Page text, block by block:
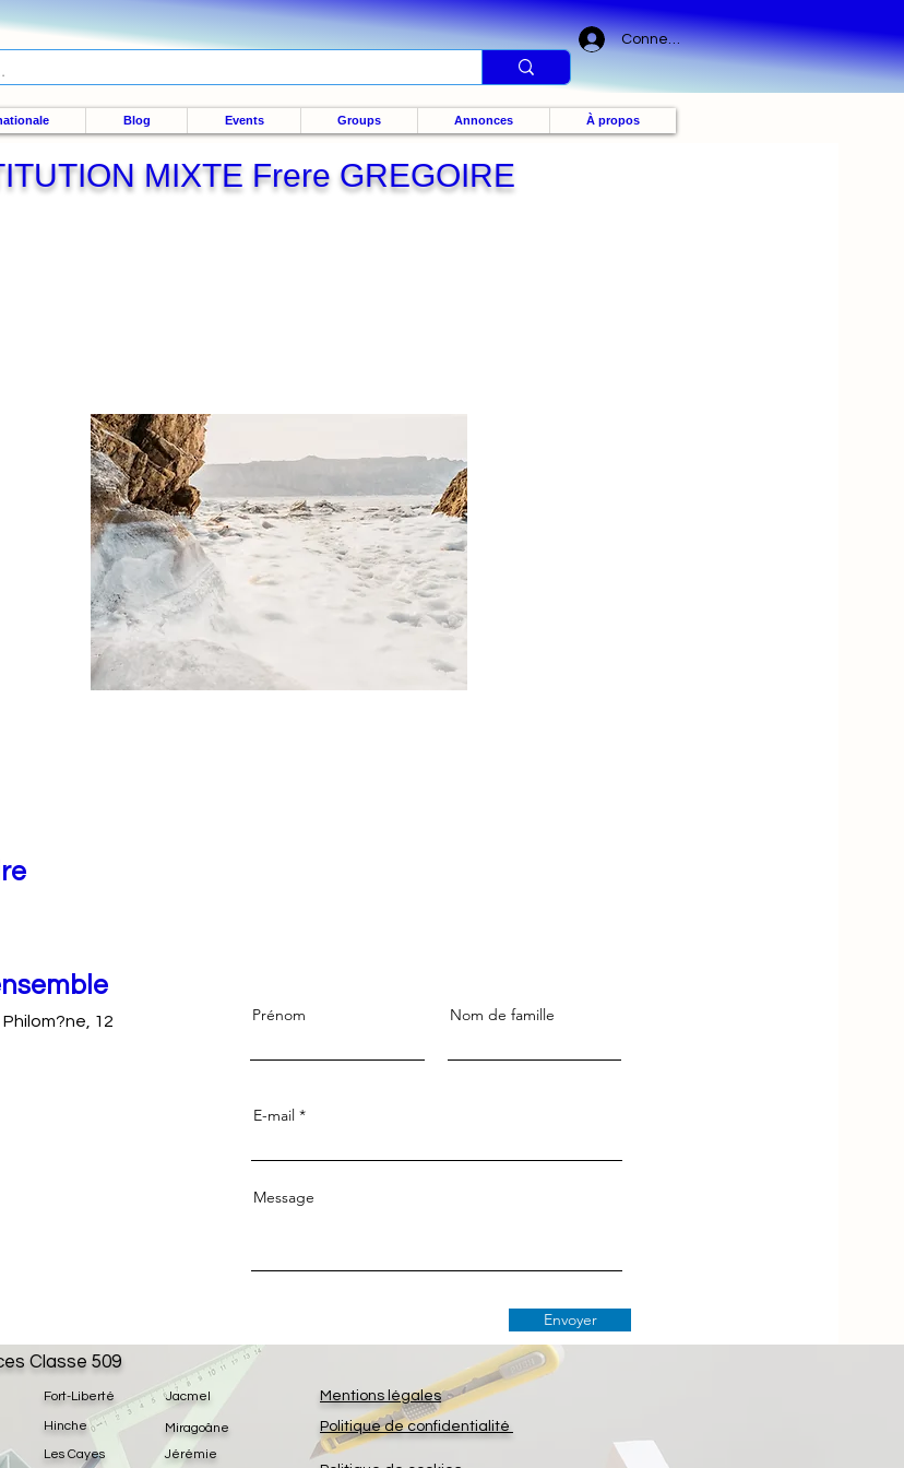
Connexion
Blog Events Groups Annonces À propos
MIXTE Frere GREGOIRE
12
Prénom Nom de famille
E-mail
Message
Envoyer
Fort-Liberté
Hinche
Les Cayes
Jacmel
Jérémie
Miragoâne
Classe 509
Mentions légales
Politique de confidentialité